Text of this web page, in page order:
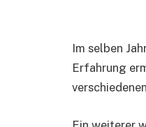
Im selben
Erfahrung